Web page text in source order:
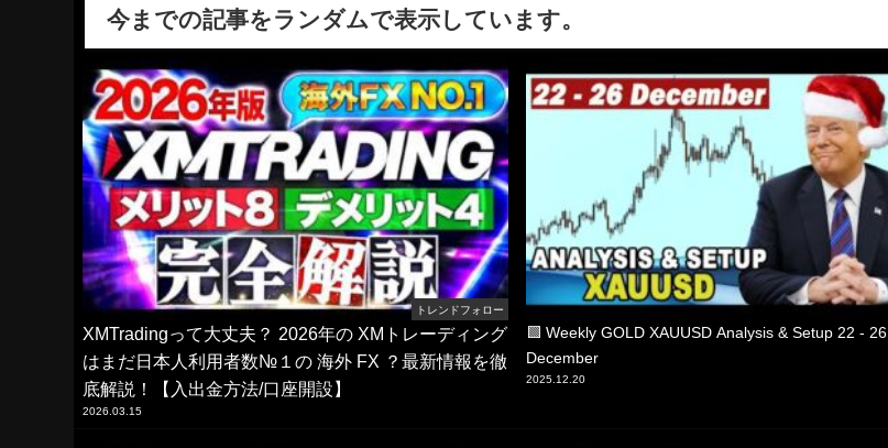
今までの記事をランダムで表示しています。
トレンドフォロー
XMTradingって大丈夫？ 2026年の XMトレーディング
はまだ日本人利用者数№１の 海外 FX ？最新情報を徹
底解説！【入出金方法/口座開設】
2026.03.15
🟩 Weekly GOLD XAUUSD Analysis & Setup 22 - 26
December
2025.12.20